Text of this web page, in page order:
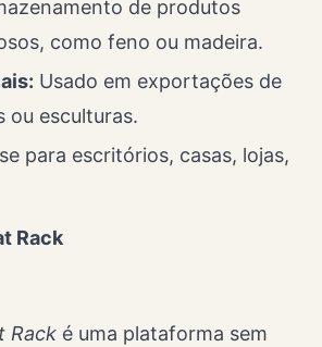
de produtos
como feno ou madeira.
Usado em exportações de
ou esculturas.
para escritórios, casas, lojas,
Rack
Rack é uma plataforma sem